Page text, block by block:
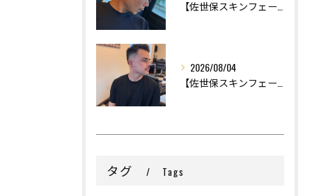
2026/08/04
タグ Tags